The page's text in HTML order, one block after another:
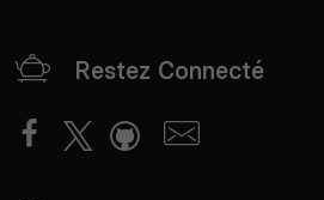
Restez Connecté